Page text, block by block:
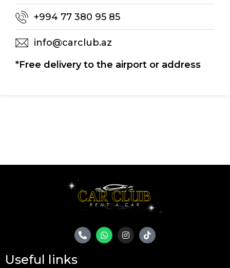
+994 77 380 95 85
info@carclub.az
*Free delivery to the airport or address
Useful links